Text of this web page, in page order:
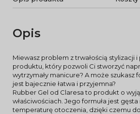
Opis
Miewasz problem z trwałością stylizacji
produktu, który pozwoli Ci stworzyć
wytrzymały manicure? A może szukasz
jest bajecznie łatwa i przyjemna?
Rubber Gel od Claresa to produkt o
właściwościach. Jego formuła jest
temperaturę otoczenia, dzięki czemu